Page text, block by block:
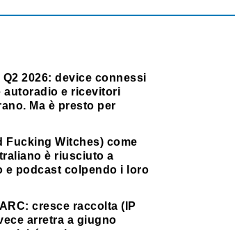
2026: device connessi
autoradio e ricevitori
Ma è presto per
Fucking Witches) come
è riusciuto a
e podcast colpendo i loro
cresce raccolta (IP
arretra a giugno